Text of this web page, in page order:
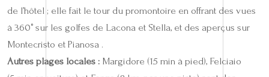
de l’hôtel ; elle fait le tour du promontoire en offrant des vues
à 360° sur les golfes de Lacona et Stella, et des aperçus sur
Montecristo et Pianosa .
Autres plages locales : Margidore (15 min à pied), Felciaio